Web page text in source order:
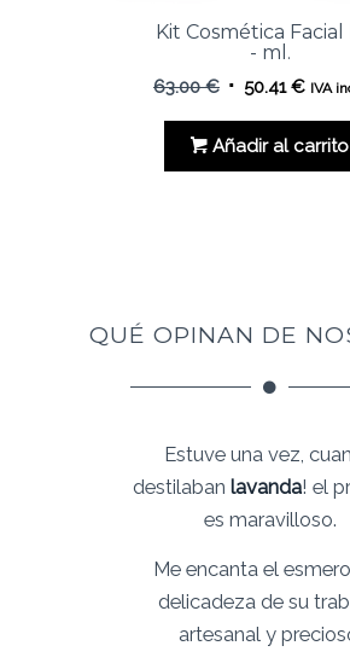
Kit Cosmética Facial
- ml.
63.00€ El
original
era:
50.41€El
actual
es:
IVA
Añadir al carrito
QUÉ OPINAN DE
Estuve una vez,
destilabanlavanda! el
es maravilloso.
Me encanta el
delicadeza de su
artesanal y